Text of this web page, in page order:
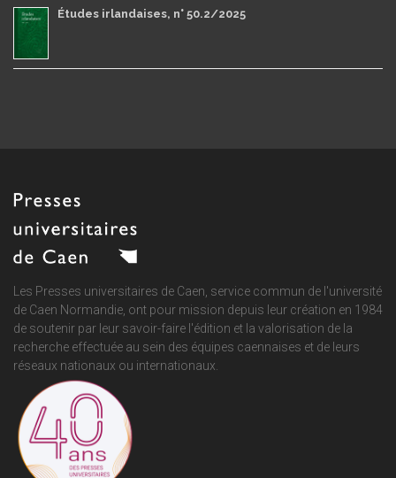
Études irlandaises, n° 50.2/2025
Les Presses universitaires de Caen, service commun de l'université
de Caen Normandie , ont pour mission depuis leur création en 1984
de soutenir par leur savoir-faire l'édition et la valorisation de la
recherche effectuée au sein des équipes caennaises et de leurs
réseaux nationaux ou internationaux.